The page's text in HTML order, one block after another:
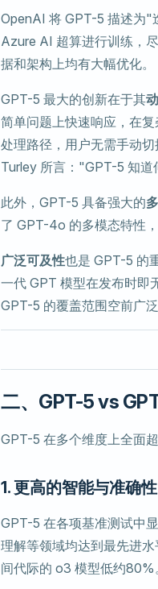
OpenAI 将 GPT-5 描述为"
Azure AI 超算进行训练，
据和架构上均有大幅优化。
GPT-5 最大的创新在于其
简单问题上快速响应，在
处理路径，用户无需手动
Turley 所言："GPT-5 知
此外，GPT-5 具备强大的
了 GPT-4o 的多模态特性
广泛可及性也是 GPT-5 的
一代 GPT 模型在发布时即
GPT-5 的覆盖范围空前广泛
二、GPT-5 vs
GPT-5 在多个维度上全面
1. 更高的智能与准确性
GPT-5 在各项基准测试中
理解等领域均达到最先进
间代际的 o3 模型低约80%